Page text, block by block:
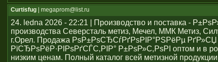
Curtisfug | megaprom@list.ru
24. ledna 2026 - 22:21 | Производство и поставка -
производства Северсталь метиз, Мечел, ММК Метиз,
г.Орел. Продажа РѕР±РѕСЂСѓРґРѕРІР°РЅРёРµ РґР»СЏ
РїСЂРѕРёР·РІРѕРґСЃС‚РІР° Р±РѕР»С‚РѕРІ оптом и в
низким ценам. Полный каталог всей метизной